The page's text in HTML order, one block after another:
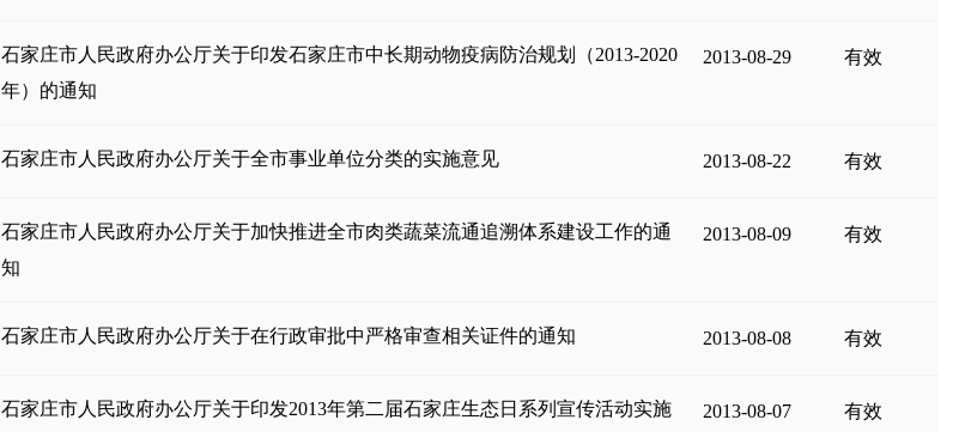
石家庄市人民政府办公厅关于印发石家庄市中长期动物疫病防治规划（2013-2020
年）的通知
2013-08-29 有效
石家庄市人民政府办公厅关于全市事业单位分类的实施意见 2013-08-22 有效
石家庄市人民政府办公厅关于加快推进全市肉类蔬菜流通追溯体系建设工作的通
知
2013-08-09 有效
石家庄市人民政府办公厅关于在行政审批中严格审查相关证件的通知 2013-08-08 有效
石家庄市人民政府办公厅关于印发2013年第二届石家庄生态日系列宣传活动实施
2013-08-07 有效